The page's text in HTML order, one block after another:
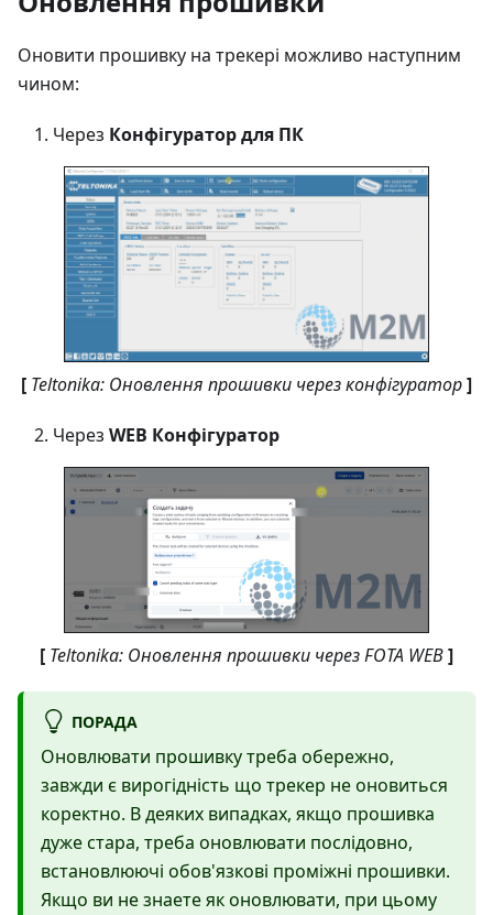
Оновити прошивку на трекері можливо наступним
чином:
Через Конфігуратор для ПК
[ Teltonika: Оновлення прошивки через конфігуратор]
Через WEB Конфігуратор
[ Teltonika: Оновлення прошивки через FOTA WEB]
ПОРАДА
Оновлювати прошивку треба обережно,
завжди є вирогідність що трекер не оновиться
коректно. В деяких випадках, якщо прошивка
дуже стара, треба оновлювати послідовно,
встановлюючі обов'язкові проміжні прошивки.
Якщо ви не знаете як оновлювати, при цьому